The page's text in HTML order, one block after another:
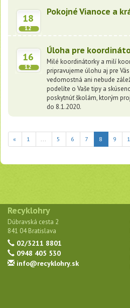
18
12
Pokojné Vianoce a
16
12
Úloha pre
Milé koordinátorky a milí
pripravujeme úlohu aj pre
vedomostná ani nebude
podelíte o Vaše tipy a
poskytnúť školám, ktorým
do 8.1.2020.
« 1 ... 5 6 7 8 (current)
9
Recyklohry
Dúbravská cesta 2
841 04 Bratislava
02/3211 8801
0948 405 530
info@recyklohry.sk